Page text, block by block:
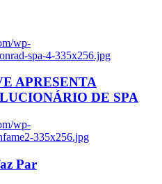
wp-
spa-4-335x256.jpg
APRESENTA
DE SPA
wp-
335x256.jpg
Par